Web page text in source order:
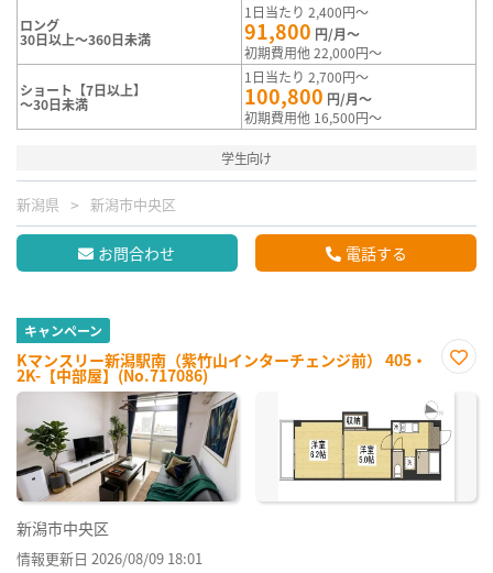
ロング
30日以上～360日未満
1日当たり 2,400円～
91,800 円/月～
初期費用他 22,000円～
ショート【7日以上】
～30日未満
1日当たり 2,700円～
100,800 円/月～
初期費用他 16,500円～
学生向け
新潟県 新潟市中央区
お問合わせ 電話する
キャンペーン
Kマンスリー新潟駅南（紫竹山インターチェンジ前） 405・
2K-【中部屋】(No.717086)
に入
録
新潟市中央区
情報更新日 2026/08/09 18:01